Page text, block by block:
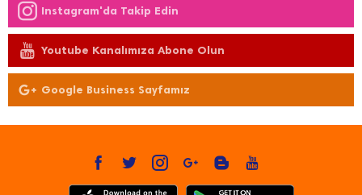
Instagram'da Takip Edin
Youtube Kanalımıza Abone Olun
Google Business Sayfamız